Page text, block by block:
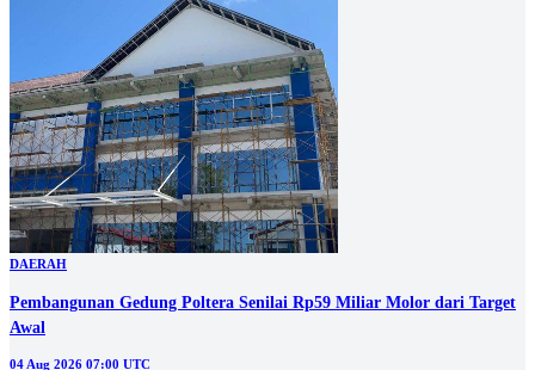
DAERAH
Pembangunan Gedung Poltera Senilai Rp59 Miliar Molor dari Target
Awal
04 Aug 2026 07:00 UTC